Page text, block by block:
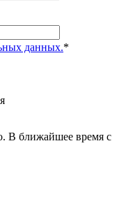
данных.*
В ближайшее время с